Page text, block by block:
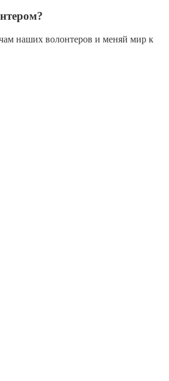
наших волонтеров и меняй мир к